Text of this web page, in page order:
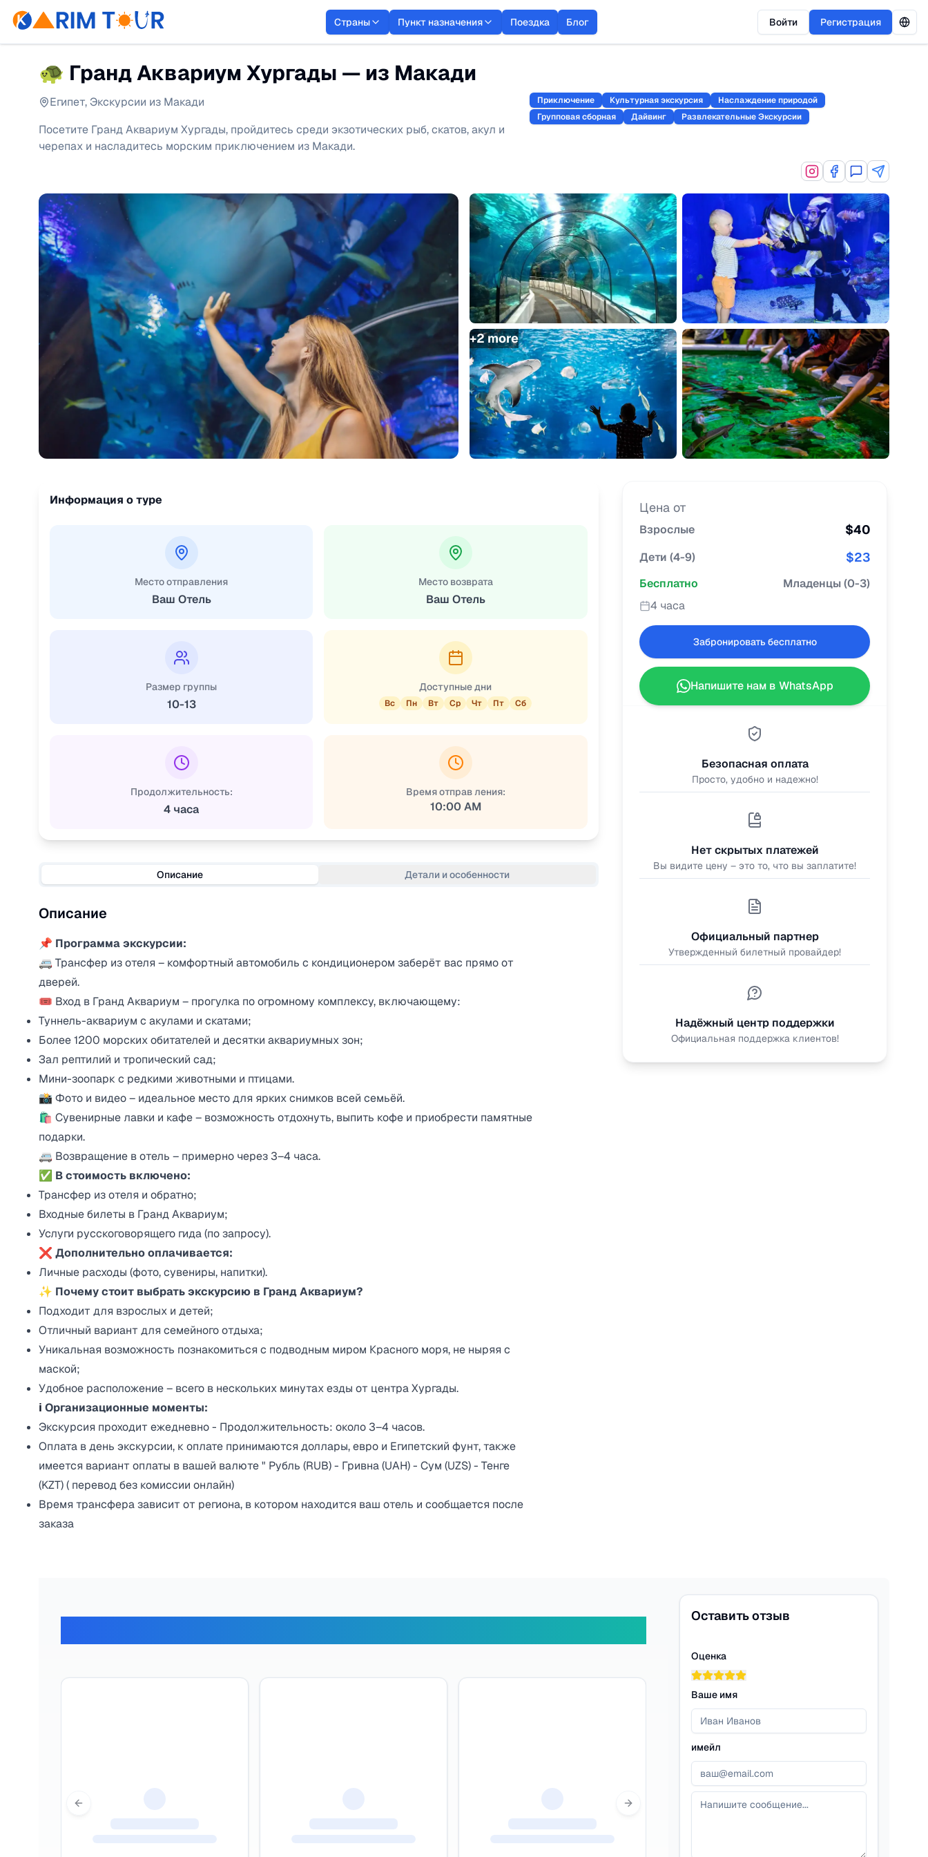
Страны Пункт назначения Поездка Блог Войти Регистрация
🐢 Гранд Аквариум Хургады — из Макади
Египет,Экскурсии из Макади
Посетите Гранд Аквариум Хургады, пройдитесь среди экзотических рыб, скатов, акул и
черепах и насладитесь морским приключением из Макади.
Приключение Культурная экскурсия
Наслаждение природой
Групповая сборная
Дайвинг Развлекательные Экскурсии
+2more
Информация о туре
Место отправления
Ваш Отель
Место возврата
Ваш Отель
Размер группы
10-13
Доступные дни
Вс Пн Вт Ср Чт Пт Сб
Продолжительность:
4 часа
Время отправ ления:
10:00 AM
Описание Детали и особенности
Описание
📌 Программа экскурсии:
🚐 Трансфер из отеля – комфортный автомобиль с кондиционером заберёт вас прямо от
дверей.
🎟️ Вход в Гранд Аквариум – прогулка по огромному комплексу, включающему:
Туннель-аквариум с акулами и скатами;
Более 1200 морских обитателей и десятки аквариумных зон;
Зал рептилий и тропический сад;
Мини-зоопарк с редкими животными и птицами.
📸 Фото и видео – идеальное место для ярких снимков всей семьёй.
🛍️ Сувенирные лавки и кафе – возможность отдохнуть, выпить кофе и приобрести памятные
подарки.
🚐 Возвращение в отель – примерно через 3–4 часа.
✅ В стоимость включено:
Трансфер из отеля и обратно;
Входные билеты в Гранд Аквариум;
Услуги русскоговорящего гида (по запросу).
❌ Дополнительно оплачивается:
Личные расходы (фото, сувениры, напитки).
✨ Почему стоит выбрать экскурсию в Гранд Аквариум?
Подходит для взрослых и детей;
Отличный вариант для семейного отдыха;
Уникальная возможность познакомиться с подводным миром Красного моря, не ныряя с
маской;
Удобное расположение – всего в нескольких минутах езды от центра Хургады.
ℹ️ Организационные моменты:
Экскурсия проходит ежедневно - Продолжительность: около 3–4 часов.
Оплата в день экскурсии, к оплате принимаются доллары, евро и Египетский фунт, также
имеется вариант оплаты в вашей валюте " Рубль (RUB) - Гривна (UAH) - Сум (UZS) - Тенге
(KZT) ( перевод без комиссии онлайн)
Время трансфера зависит от региона, в котором находится ваш отель и сообщается после
заказа
Цена от
Взрослые $40
Дети (4-9) $23
Бесплатно Младенцы(0-3)
4 часа
Забронировать бесплатно
Напишите нам в WhatsApp
Безопасная оплата
Просто, удобно и надежно!
Нет скрытых платежей
Вы видите цену – это то, что вы заплатите!
Официальный партнер
Утвержденный билетный провайдер!
Надёжный центр поддержки
Официальная поддержка клиентов!
Previous slide Next slide
Оставить отзыв
Оценка
Ваше имя
имейл